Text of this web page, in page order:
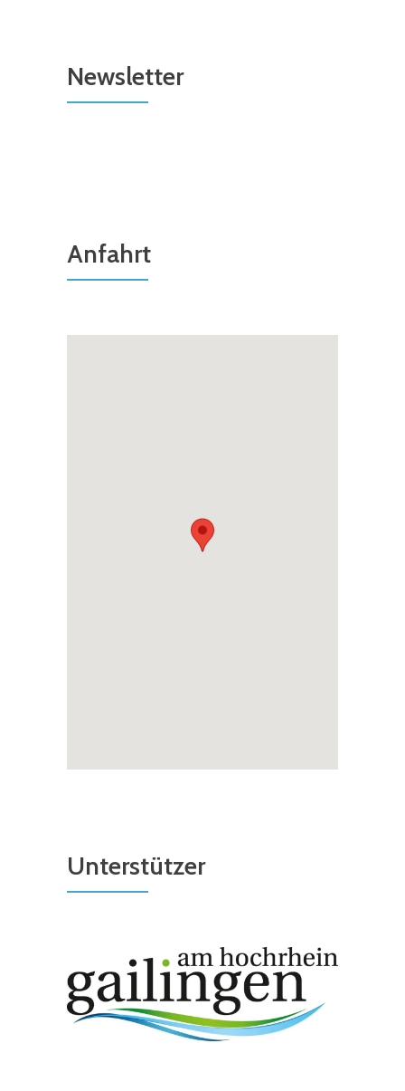
Newsletter
Anfahrt
Unterstützer